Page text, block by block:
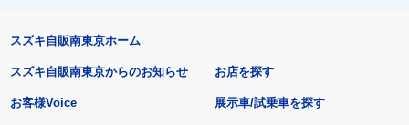
スズキ自販南東京ホーム
スズキ自販南東京からのお知らせ
お客様Voice
お店を探す
展示車/試乗車を探す